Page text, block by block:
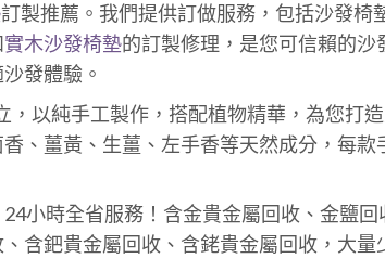
訂製推薦。我們提供訂做服務，包括沙發椅
實木沙發椅墊的訂製修理，是您可信賴的沙
發體驗。
，以純手工製作，搭配植物精華，為您打
、薑黃、生薑、左手香等天然成分，每款
小時全省服務！含金貴金屬回收、金鹽回
含鈀貴金屬回收、含銠貴金屬回收，大量